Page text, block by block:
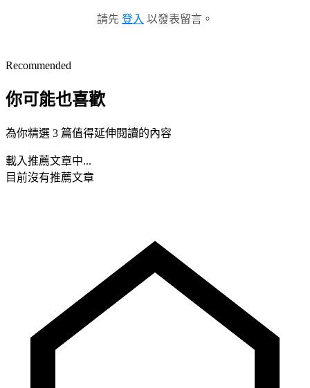
請先 登入 以發表留言。
Recommended
你可能也喜歡
為你精選 3 篇值得延伸閱讀的內容
載入推薦文章中...
目前沒有推薦文章